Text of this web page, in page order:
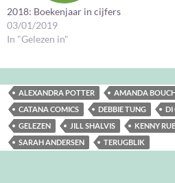
2018: Boekenjaar in cijfers
03/01/2019
In "Gelezen in"
ALEXANDRA POTTER AMANDA
CATANA COMICS
DEBBIE TUNG
DI
GELEZEN
JILL SHALVIS KENNY
SARAH ANDERSEN
TERUGBLIK